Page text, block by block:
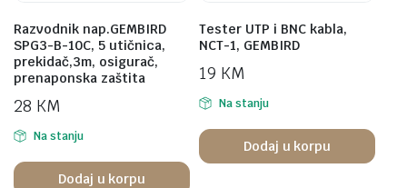
Razvodnik nap.GEMBIRD
SPG3-B-10C, 5 utičnica,
prekidač,3m, osigurač,
prenaponska zaštita
28 KM
Na stanju
Dodaj u korpu
Tester UTP i BNC kabla,
NCT-1, GEMBIRD
19 KM
Na stanju
Dodaj u korpu